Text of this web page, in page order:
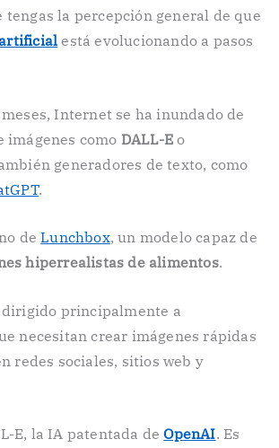
tengas la percepción general de que
está evolucionando a pasos
Internet se ha inundado de
imágenes como DALL-E o
generadores de texto, como
.
deLunchbox, un modelo capaz de
hiperrealistas de alimentos.
principalmente a
necesitan crear imágenes rápidas
redes sociales, sitios web y
E, la IA patentada deOpenAI. Es